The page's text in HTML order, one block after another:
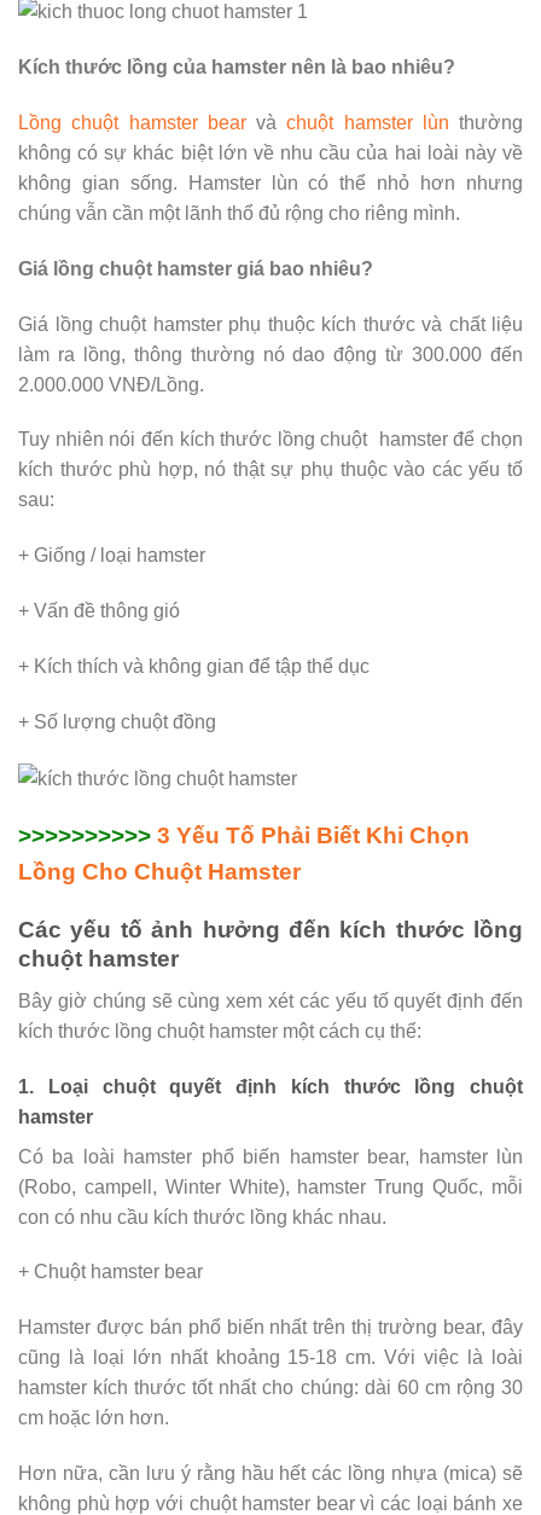
Kích thước lồng của hamster nên là bao nhiêu?
Lồng chuột hamster bearvàchuột hamster lùn thường
không có sự khác biệt lớn về nhu cầu của hai loài này về
không gian sống. Hamster lùn có thể nhỏ hơn nhưng
chúng vẫn cần một lãnh thổ đủ rộng cho riêng mình.
Giá lồng chuột hamster giá bao nhiêu?
Giá lồng chuột hamster phụ thuộc kích thước và chất liệu
làm ra lồng, thông thường nó dao động từ 300.000 đến
2.000.000 VNĐ/Lồng.
Tuy nhiên nói đến kích thước lồng chuột hamster để chọn
kích thước phù hợp, nó thật sự phụ thuộc vào các yếu tố
sau:
+ Giống / loại hamster
+ Vấn đề thông gió
+ Kích thích và không gian để tập thể dục
+ Số lượng chuột đồng
>>>>>>>>>> 3 Yếu Tố Phải Biết Khi Chọn
Lồng Cho Chuột Hamster
Các yếu tố ảnh hưởng đến kích thước lồng
chuột hamster
Bây giờ chúng sẽ cùng xem xét các yếu tố quyết định đến
kích thước lồng chuột hamster một cách cụ thể:
1. Loại chuột quyết định kích thước lồng chuột
hamster
Có ba loài hamster phổ biến hamster bear, hamster lùn
(Robo, campell, Winter White), hamster Trung Quốc, mỗi
con có nhu cầu kích thước lồng khác nhau.
+ Chuột hamster bear
Hamster được bán phổ biến nhất trên thị trường bear, đây
cũng là loại lớn nhất khoảng 15-18 cm. Với việc là loài
hamster kích thước tốt nhất cho chúng: dài 60 cm rộng 30
cm hoặc lớn hơn.
Hơn nữa, cần lưu ý rằng hầu hết các lồng nhựa (mica) sẽ
không phù hợp với chuột hamster bear vì các loại bánh xe